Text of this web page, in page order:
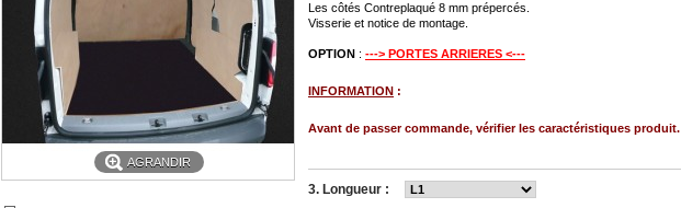
AGRANDIR
Les côtés Contreplaqué 8 mm prépercés.
Visserie et notice de montage.
OPTION : ---> PORTES ARRIERES <---
INFORMATION :
Avant de passer commande, vérifier les caractéristiques produit.
3. Longueur :